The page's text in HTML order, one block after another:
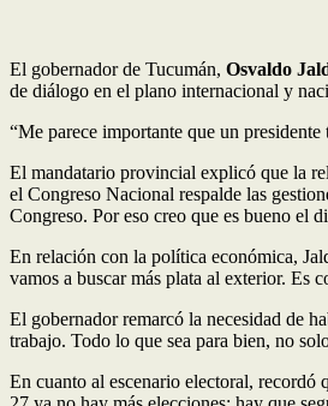
El gobernador de Tucumán, Osvaldo
de diálogo en el plano internacional y
“Me parece importante que un
El mandatario provincial explicó que la
el Congreso Nacional respalde las
Congreso. Por eso creo que es bueno el
En relación con la política económica,
vamos a buscar más plata al exterior. Es
El gobernador remarcó la necesidad de
trabajo. Todo lo que sea para bien, no
En cuanto al escenario electoral, recordó